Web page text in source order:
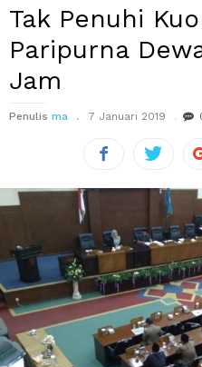
Tak Penuhi
Paripurna
Jam
Penulis ma 7 Januari 2019